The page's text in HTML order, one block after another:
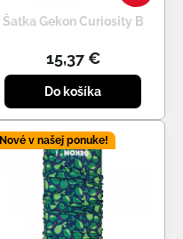
Šatka Gekon Curiosity B
15,37 €
Do košíka
Nové v našej ponuke!